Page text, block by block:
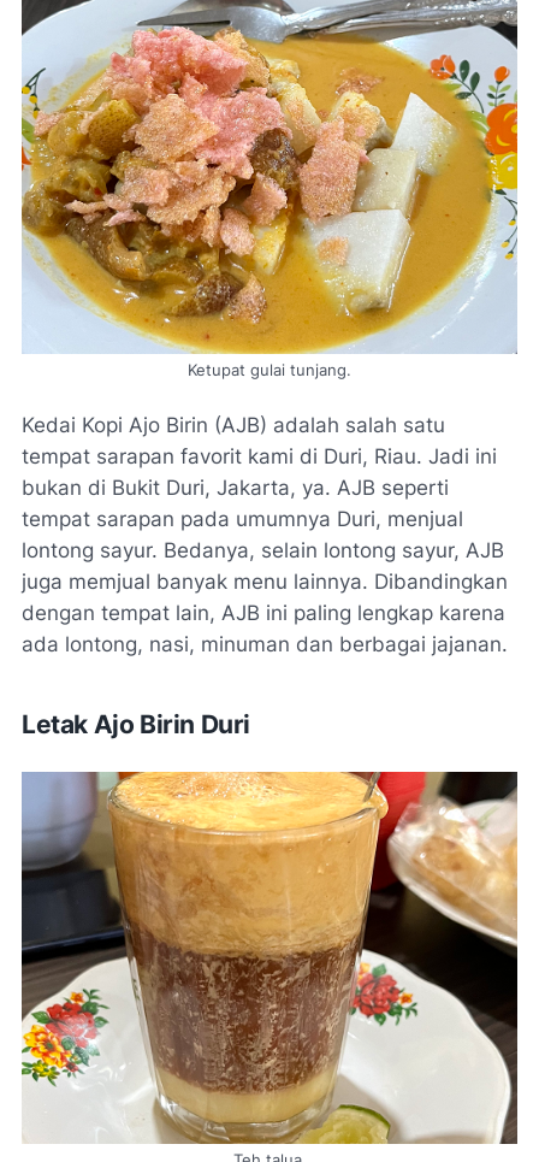
Ketupat gulai tunjang.
Kedai Kopi Ajo Birin (AJB) adalah salah satu
tempat sarapan favorit kami di Duri, Riau. Jadi ini
bukan di Bukit Duri, Jakarta, ya. AJB seperti
tempat sarapan pada umumnya Duri, menjual
lontong sayur. Bedanya, selain lontong sayur, AJB
juga memjual banyak menu lainnya. Dibandingkan
dengan tempat lain, AJB ini paling lengkap karena
ada lontong, nasi, minuman dan berbagai jajanan.
Letak Ajo Birin Duri